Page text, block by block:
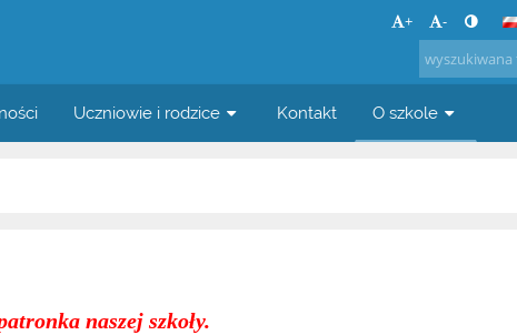
+ -
Uczniowie i rodzice Kontakt O szkole
naszej szkoły.